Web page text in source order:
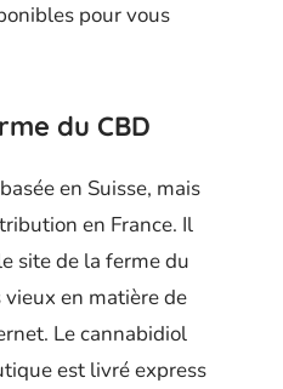
pour vous
du CBD
en Suisse, mais
en France. Il
site de la ferme du
vieux en matière de
Le cannabidiol
est livré express